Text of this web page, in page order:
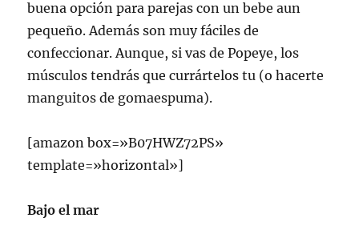
buena opción para parejas con un bebe aun
pequeño. Además son muy fáciles de
confeccionar. Aunque, si vas de Popeye, los
músculos tendrás que currártelos tu (o hacerte
manguitos de gomaespuma).
[amazon box=»B07HWZ72PS»
template=»horizontal»]
Bajo el mar